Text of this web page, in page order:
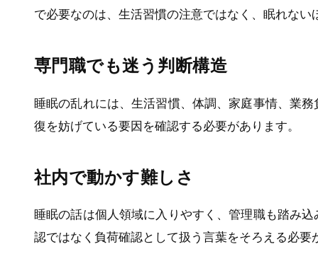
で必要なのは、生活習慣の注意ではなく、眠れな
専門職でも迷う判断構造
睡眠の乱れには、生活習慣、体調、家庭事情、業
復を妨げている要因を確認する必要があります。
社内で動かす難しさ
睡眠の話は個人領域に入りやすく、管理職も踏み
認ではなく負荷確認として扱う言葉をそろえる必要